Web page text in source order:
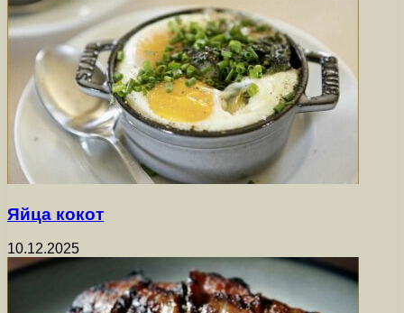
Яйца кокот
10.12.2025